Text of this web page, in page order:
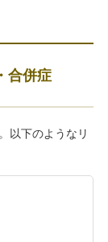
合併症
以下のようなリ